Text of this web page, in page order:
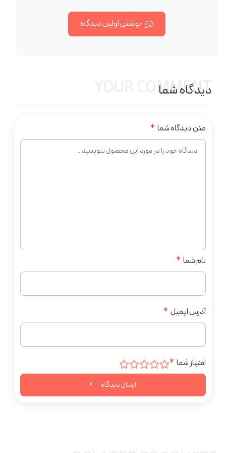
نوشتن اولین دیدگاه
دیدگاه شما
YOUR COMMENT
نام شما *
آدرس ایمیل *
امتیاز شما *
ارسال دیدگاه
متن دیدگاه شما *